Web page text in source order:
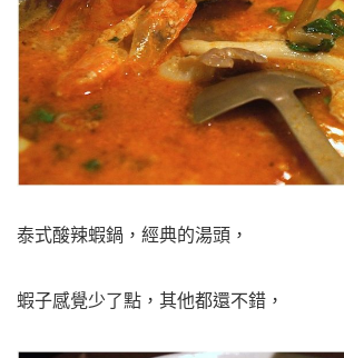
泰式酸辣蝦鍋，經典的湯頭，
蝦子感覺少了點，其他都還不錯，